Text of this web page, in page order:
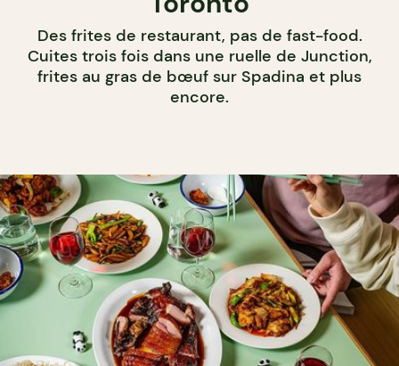
Des frites de restaurant, pas de fast-food.
Cuites trois fois dans une ruelle de Junction,
frites au gras de bœuf sur Spadina et plus
encore.